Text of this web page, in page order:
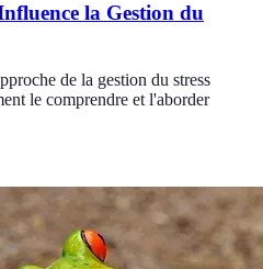
la Gestion du
de la gestion du stress
le comprendre et l'aborder